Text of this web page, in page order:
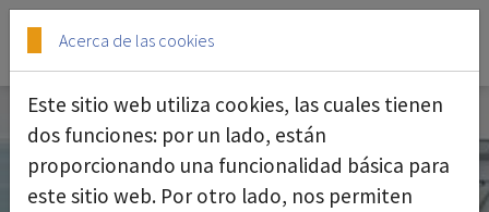
Skip to main content
Skip to page footer
Acerca de las cookies
Este sitio web utiliza cookies, las cuales tienen
dos funciones: por un lado, están
proporcionando una funcionalidad básica para
este sitio web. Por otro lado, nos permiten